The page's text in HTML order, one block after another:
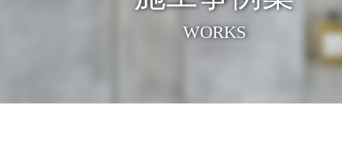
WORKS